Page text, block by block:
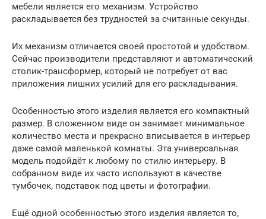
мебели является его механизм. Устройство
раскладывается без трудностей за считанные секунды.
Их механизм отличается своей простотой и удобством.
Сейчас производители представляют и автоматический
столик-трансформер, который не потребует от вас
приложения лишних усилий для его раскладывания.
Особенностью этого изделия является его компактный
размер. В сложенном виде он занимает минимальное
количество места и прекрасно вписывается в интерьер
даже самой маленькой комнаты. Эта универсальная
модель подойдёт к любому по стилю интерьеру. В
собранном виде их часто используют в качестве
тумбочек, подставок под цветы и фотографии.
Ещё одной особенностью этого изделия является то,